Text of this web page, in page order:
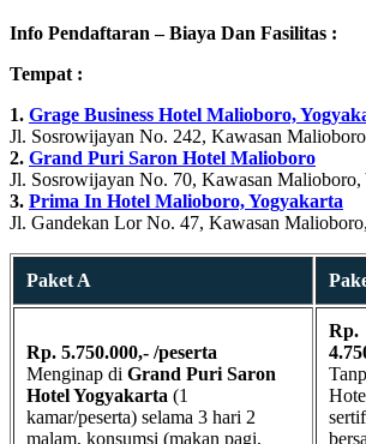
Info Pendaftaran – Biaya Dan Fasilitas :
Tempat :
1. Grage Business Hotel Malioboro,
Jl. Sosrowijayan No. 242, Kawasan
2. Grand Puri Saron Hotel Malioboro
Jl. Sosrowijayan No. 70, Kawasan Malioboro,
3. Prima In Hotel Malioboro, Yogyakarta
Jl. Gandekan Lor No. 47, Kawasan
Paket A
Rp. 5.750.000,- /peserta
Menginap di Grand Puri Saron
Hotel Yogyakarta (1
kamar/peserta) selama 3 hari 2
malam, konsumsi (makan pagi,
Rp.